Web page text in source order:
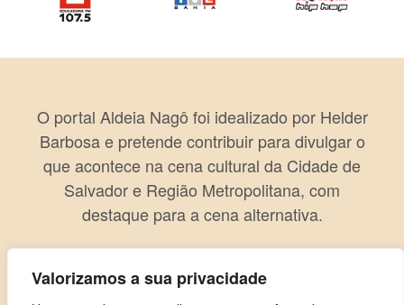
Valorizamos a sua privacidade
O portal Aldeia Nagô foi idealizado por Helder
Barbosa e pretende contribuir para divulgar o
que acontece na cena cultural da Cidade de
Salvador e Região Metropolitana, com
destaque para a cena alternativa.